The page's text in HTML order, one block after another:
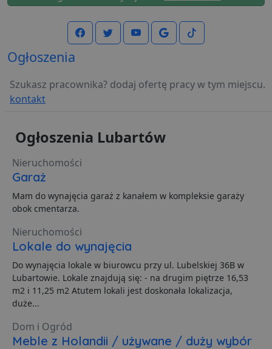
Ogłoszenia
Szukasz pracownika? dodaj ofertę pracy w tym miejscu.
kontakt
Ogłoszenia Lubartów
Nieruchomości
Garaż
Mam do wynajęcia garaż z kanałem w kompleksie garaży
obok cmentarza.
Nieruchomości
Lokale do wynajęcia
Do wynajęcia lokale w biurowcu przy ul. Lubelskiej 36B w
Lubartowie. Lokale znajdują się: - na drugim piętrze 16,53
m2 i 11,25 m2 Atutem lokali jest doskonała lokalizacja,
duże...
Dom i Ogród
Meble z Holandii / używane / duży wybór
Funkcjonalność Niesklasyfikowane
Niezbędne Wydajność
Targetowanie
podstawowych funkcji strony internetowej, takich jak
niezbędnych plików cookie nie można prawidłowo
korzystać ze strony internetowej.
Domena
przechowywania
ban0
CookieScriptConsent
CookieScript
lubartow24.pl
1 miesiąc